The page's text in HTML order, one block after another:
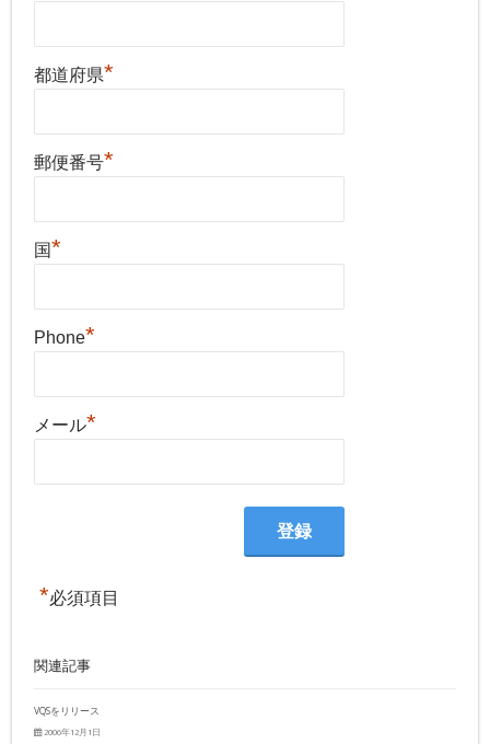
都道府県*
郵便番号*
国*
Phone*
メール*
*必須項目
関連記事
VQSをリリース
2006年12月1日